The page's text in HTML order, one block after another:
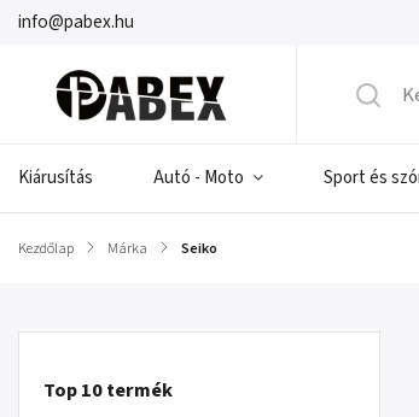
info@pabex.hu
Kiárusítás Autó - Moto Sport és
Kezdőlap / Márka / Seiko
Top 10 termék